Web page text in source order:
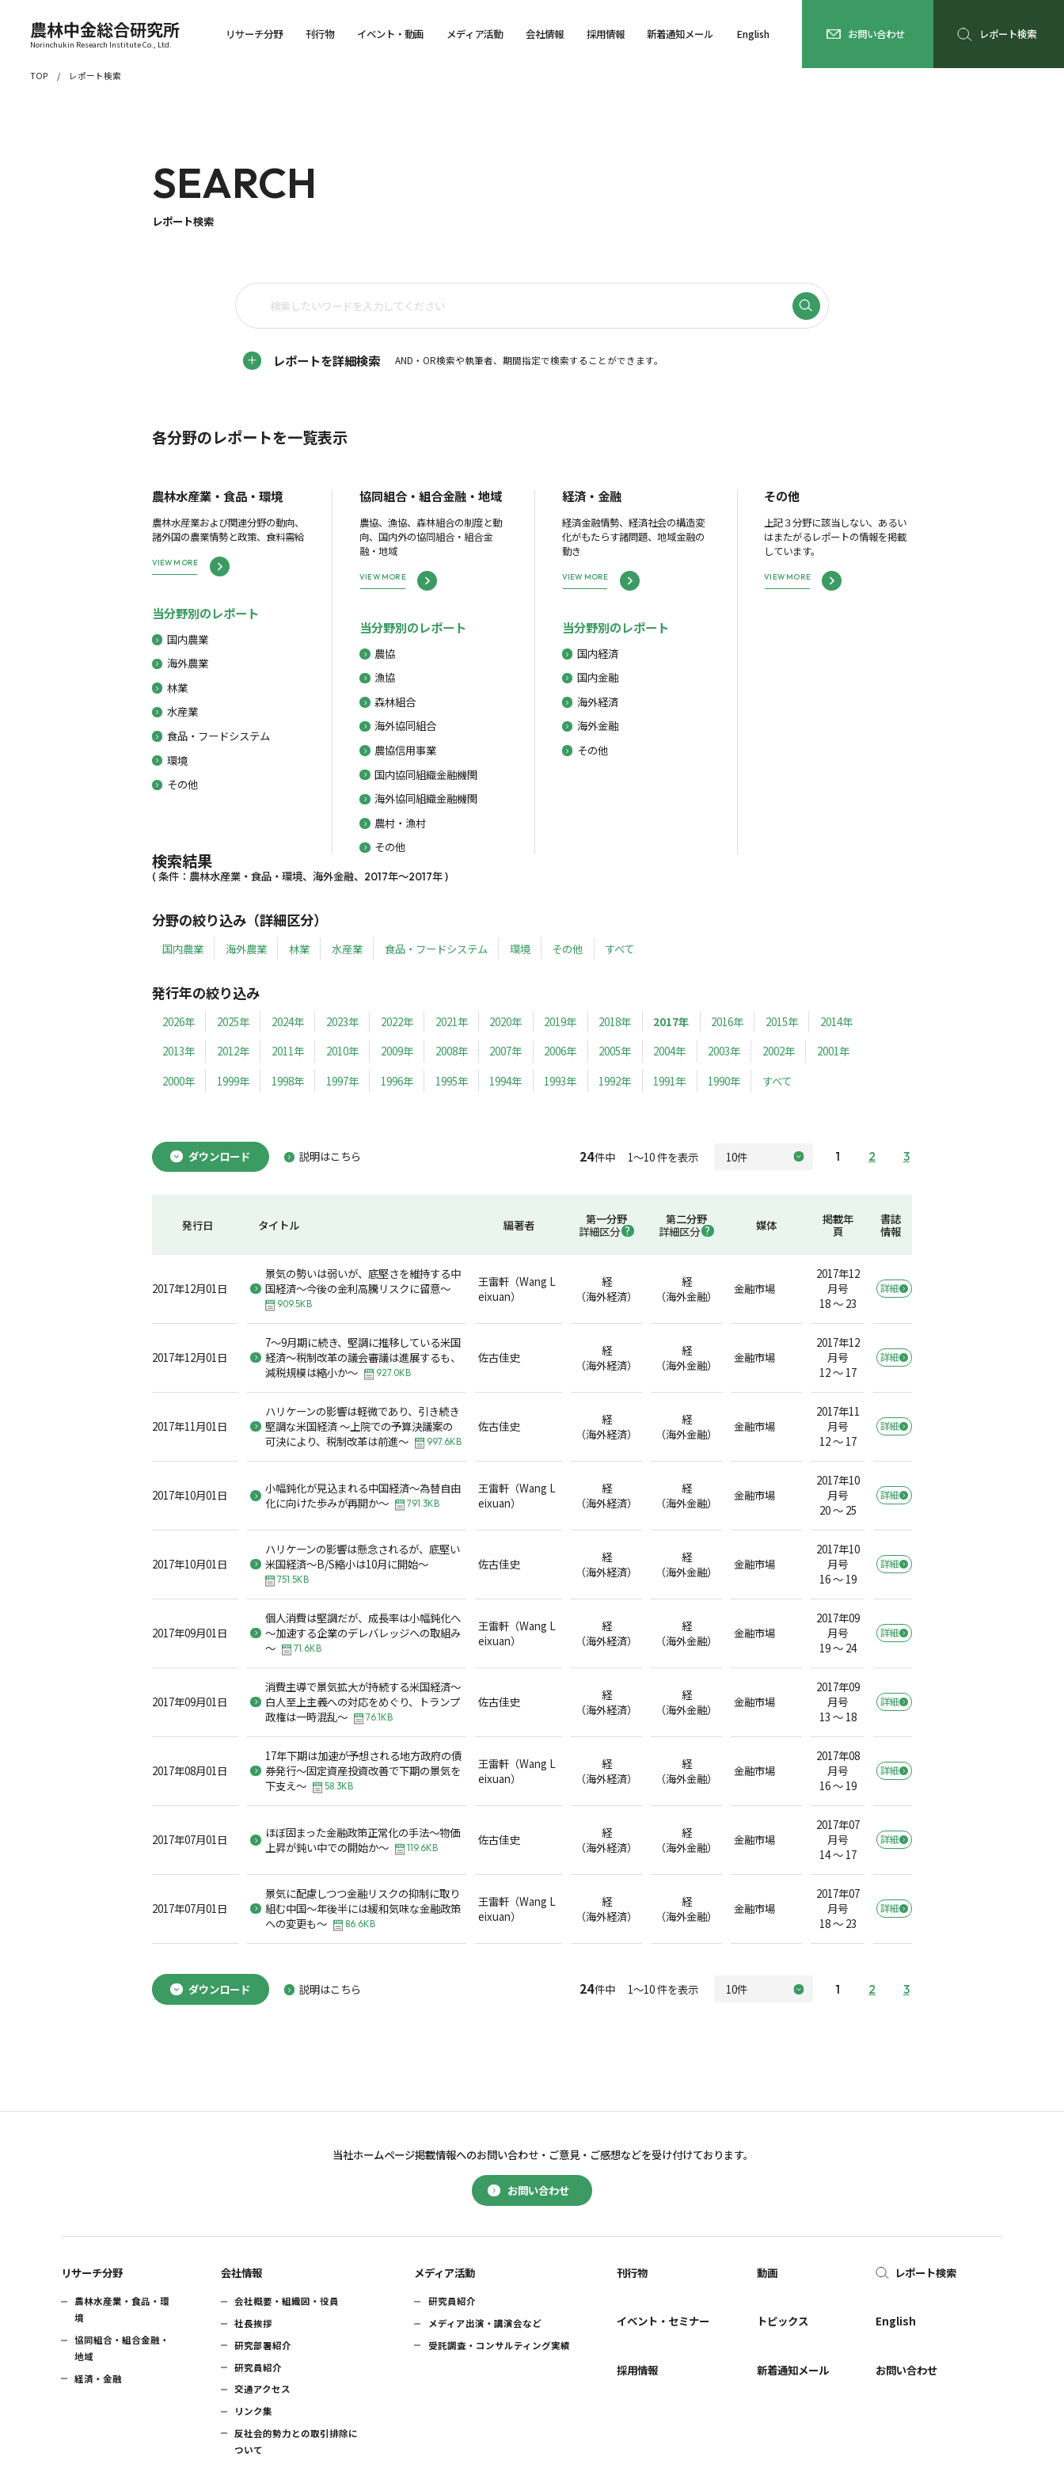
農林中金総合研究所
Norinchukin Research Institute Co., Ltd.
リサーチ分野 刊行物 イベント・動画 メディア活動 会社情報 採用情報 新着通知メール English お問い合わせ レポート検索
TOP レポート検索
SEARCH
レポート検索
レポートを詳細検索 AND・OR検索や執筆者、期間指定で検索することができます。
各分野のレポートを一覧表示
農林水産業・食品・環境
農林水産業および関連分野の動向、
諸外国の農業情勢と政策、食料需給
VIEW MORE
当分野別のレポート
国内農業
海外農業
林業
水産業
食品・フードシステム
環境
その他
協同組合・組合金融・地域
農協、漁協、森林組合の制度と動
向、国内外の協同組合・組合金
融・地域
VIEW MORE
当分野別のレポート
農協
漁協
森林組合
海外協同組合
農協信用事業
国内協同組織金融機関
海外協同組織金融機関
農村・漁村
その他
経済・金融
経済金融情勢、経済社会の構造変
化がもたらす諸問題、地域金融の
動き
VIEW MORE
当分野別のレポート
国内経済
国内金融
海外経済
海外金融
その他
その他
上記３分野に該当しない、あるい
はまたがるレポートの情報を掲載
しています。
VIEW MORE
検索結果
( 条件：農林水産業・食品・環境、海外金融、2017年～2017年 )
分野の絞り込み（詳細区分）
国内農業 海外農業 林業 水産業 食品・フードシステム 環境 その他 すべて
発行年の絞り込み
2026年 2025年 2024年 2023年 2022年 2021年 2020年 2019年 2018年 2017年 2016年 2015年
2014年
2013年
2012年 2011年 2010年 2009年 2008年 2007年 2006年 2005年 2004年 2003年 2002年
2001年
2000年
1999年 1998年 1997年 1996年 1995年 1994年 1993年 1992年 1991年 1990年 すべて
ダウンロード 説明はこちら 24件中 1～10 件を表示 1 2 3
発行日 タイトル 編著者
第一分野
詳細区分
第二分野
詳細区分
媒体
掲載年
頁
書誌
情報
2017年12月01日
景気の勢いは弱いが、底堅さを維持する中
国経済～今後の金利高騰リスクに留意～
909.5KB
王雷軒（Wang L
eixuan）
経
（海外経済）
経
（海外金融）
金融市場
2017年12
月号
18 ～ 23
詳細
2017年12月01日
7～9月期に続き、堅調に推移している米国
経済～税制改革の議会審議は進展するも、
減税規模は縮小か～
927.0KB
佐古佳史
経
（海外経済）
経
（海外金融）
金融市場
2017年12
月号
12 ～ 17
詳細
2017年11月01日
ハリケーンの影響は軽微であり、引き続き
堅調な米国経済 ～上院での予算決議案の
可決により、税制改革は前進～
997.6KB
佐古佳史
経
（海外経済）
経
（海外金融）
金融市場
2017年11
月号
12 ～ 17
詳細
2017年10月01日
小幅鈍化が見込まれる中国経済～為替自由
化に向けた歩みが再開か～
791.3KB
王雷軒（Wang L
eixuan）
経
（海外経済）
経
（海外金融）
金融市場
2017年10
月号
20 ～ 25
詳細
2017年10月01日
ハリケーンの影響は懸念されるが、底堅い
米国経済～B/S縮小は10月に開始～
751.5KB
佐古佳史
経
（海外経済）
経
（海外金融）
金融市場
2017年10
月号
16 ～ 19
詳細
2017年09月01日
個人消費は堅調だが、成長率は小幅鈍化へ
～加速する企業のデレバレッジへの取組み
～
71.6KB
王雷軒（Wang L
eixuan）
経
（海外経済）
経
（海外金融）
金融市場
2017年09
月号
19 ～ 24
詳細
2017年09月01日
消費主導で景気拡大が持続する米国経済～
白人至上主義への対応をめぐり、トランプ
政権は一時混乱～
76.1KB
佐古佳史
経
（海外経済）
経
（海外金融）
金融市場
2017年09
月号
13 ～ 18
詳細
2017年08月01日
17年下期は加速が予想される地方政府の債
券発行～固定資産投資改善で下期の景気を
下支え～
58.3KB
王雷軒（Wang L
eixuan）
経
（海外経済）
経
（海外金融）
金融市場
2017年08
月号
16 ～ 19
詳細
2017年07月01日
ほぼ固まった金融政策正常化の手法～物価
上昇が鈍い中での開始か～
119.6KB
佐古佳史
経
（海外経済）
経
（海外金融）
金融市場
2017年07
月号
14 ～ 17
詳細
2017年07月01日
景気に配慮しつつ金融リスクの抑制に取り
組む中国～年後半には緩和気味な金融政策
への変更も～
86.6KB
王雷軒（Wang L
eixuan）
経
（海外経済）
経
（海外金融）
金融市場
2017年07
月号
18 ～ 23
詳細
ダウンロード 説明はこちら 24件中 1～10 件を表示 1 2 3
お問い合わせ
当社ホームページ掲載情報へのお問い合わせ・ ご意見・ご感想などを受け付けております。
リサーチ分野
農林水産業・食品・環
境
協同組合・組合金融・
地域
経済・金融
会社情報
会社概要・組織図・役員
社長挨拶
研究部署紹介
研究員紹介
交通アクセス
リンク集
反社会的勢力との取引排除に
ついて
メディア活動
研究員紹介
メディア出演・講演会など
受託調査・コンサルティング実績
刊行物
イベント・セミナー
採用情報
動画
トピックス
新着通知メール
レポート検索
English
お問い合わせ